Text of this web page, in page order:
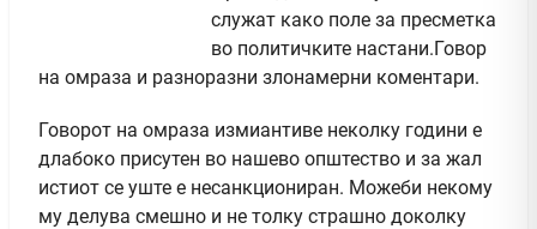
служат како поле за пресметка
во политичките настани.Говор
на омраза и разноразни злонамерни коментари.
Говорот на омраза измиантиве неколку години е
длабоко присутен во нашево општество и за жал
истиот се уште е несанкциониран. Можеби некому
му делува смешно и не толку страшно доколку